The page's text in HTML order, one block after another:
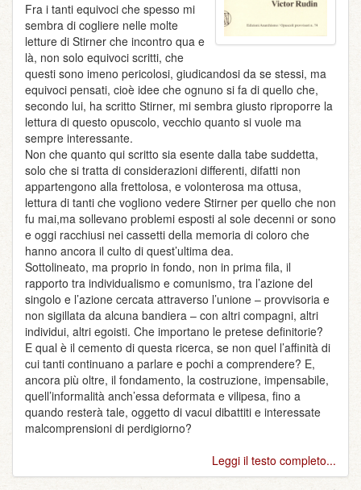
Fra i tanti equivoci che spesso mi
sembra di cogliere nelle molte
letture di Stirner che incontro qua e
là, non solo equivoci scritti, che
questi sono imeno pericolosi, giudicandosi da se stessi, ma
equivoci pensati, cioè idee che ognuno si fa di quello che,
secondo lui, ha scritto Stirner, mi sembra giusto riproporre la
lettura di questo opuscolo, vecchio quanto si vuole ma
sempre interessante.
Non che quanto qui scritto sia esente dalla tabe suddetta,
solo che si tratta di considerazioni differenti, difatti non
appartengono alla frettolosa, e volonterosa ma ottusa,
lettura di tanti che vogliono vedere Stirner per quello che non
fu mai,ma sollevano problemi esposti al sole decenni or sono
e oggi racchiusi nei cassetti della memoria di coloro che
hanno ancora il culto di quest’ultima dea.
Sottolineato, ma proprio in fondo, non in prima fila, il
rapporto tra individualismo e comunismo, tra l’azione del
singolo e l’azione cercata attraverso l’unione – provvisoria e
non sigillata da alcuna bandiera – con altri compagni, altri
individui, altri egoisti. Che importano le pretese definitorie?
E qual è il cemento di questa ricerca, se non quel l’affinità di
cui tanti continuano a parlare e pochi a comprendere? E,
ancora più oltre, il fondamento, la costruzione, impensabile,
quell’informalità anch’essa deformata e vilipesa, fino a
quando resterà tale, oggetto di vacui dibattiti e interessate
malcomprensioni di perdigiorno?
Leggi il testo completo...